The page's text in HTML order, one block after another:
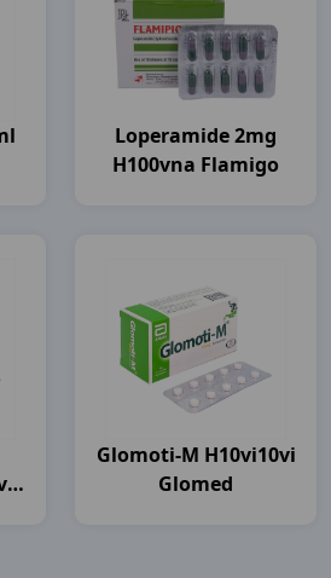
Loperamide 2mg
H100vna Flamigo
Glomoti-M H10vi10vi
Glomed